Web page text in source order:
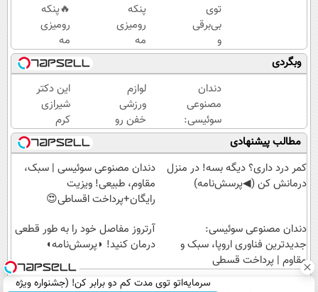
توی
بی‌برقی
و
بی‌آبی
امسال
به
ایشون
مدیونم
حقیقتا
😅👈🏻
پنکه
رومیزی
پنکه
رومیزی
مه
پاش رو
تو
حراجی
امروز
بخر +
گارانتی
تعویض
و
برگشت
🔥
🔥پنکه
رومیزی
مه
پاش رو
تا
تخفیف
خورده
سفارش
بده
درب
منزل
پرداخت
کن 🔥
وبگردی
دندان
مصنوعی
سوئیسی:
جدیدترین
فناوری
اروپا،
سبک و
قسطی
لوازم
ورزشی
خفن رو
اقساطی
بخر!
این دکتر
شیرازی
کرم
ترمیم
زخم
ایرانی را
ساخت!!!
مطالب پیشنهادی
کمر درد داری؟ دیگه بسه! در منزل
درمانش کن (◀پرسش‌نامه)
دندان مصنوعی سوئیسی | سبک،
مقاوم، طبیعی! ویزیت
رایگان+پرداخت اقساطی😍
دندان مصنوعی سوئیسی:
جدیدترین فناوری اروپا، سبک و
مقاوم | پرداخت قسطی
آرتروز مفاصل خود را به طور قطعی
درمان کنید! ◗پرسش‌نامه◖
سرمایه‌اتو توی مدت کم دو برابر کن! (جشنواره ویژه